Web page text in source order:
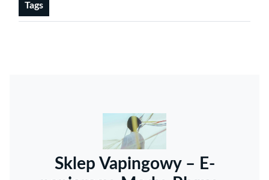
Tags
Sklep Vapingowy – E-